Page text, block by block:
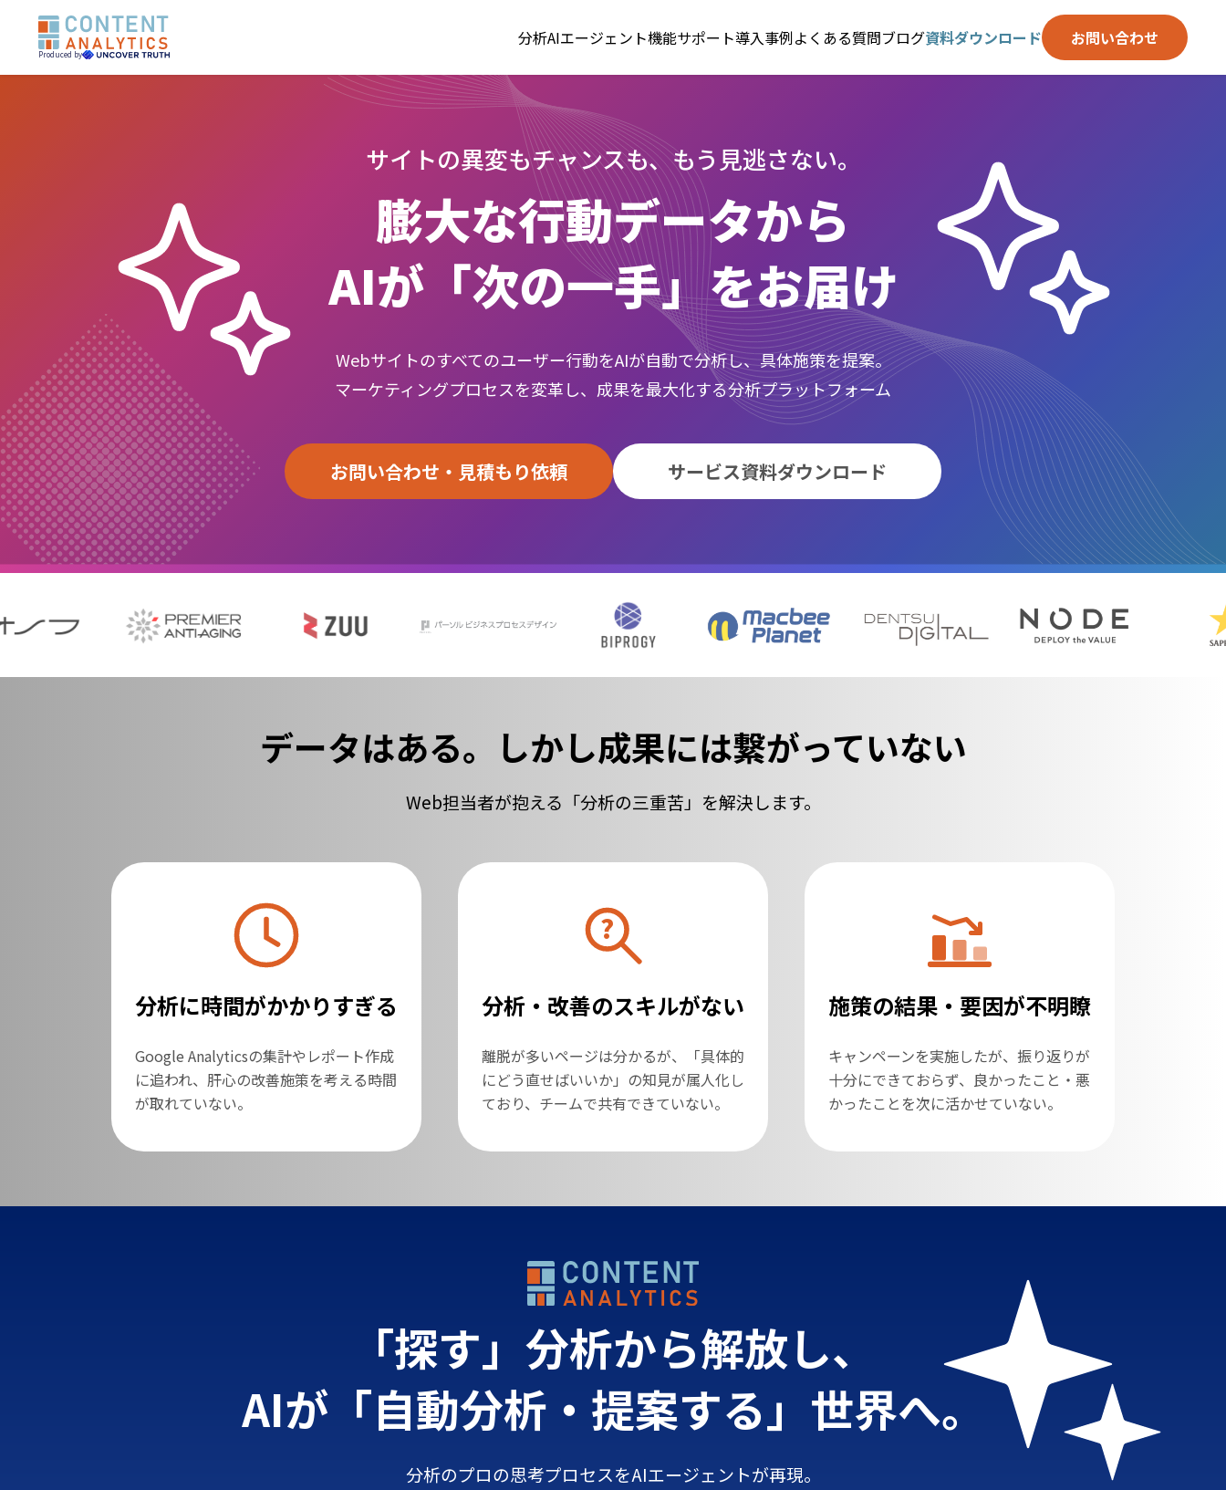
Produced by
分析AIエージェント機能サポート導入事例よくある質問ブログ資料ダウンロード お問い合わせ
サイトの異変もチャンスも、もう見逃さない。
膨大な行動データから
AIが「次の一手」をお届け
Webサイトのすべてのユーザー行動をAIが自動で分析し、具体施策を提案。
マーケティングプロセスを変革し、成果を最大化する分析プラットフォーム
お問い合わせ・見積もり依頼 サービス資料ダウンロード
データはある。 しかし成果には繋がっていない
Web担当者が抱える 「分析の三重苦」を解決します。
分析に時間がかかりすぎる
Google Analyticsの集計やレポート作成
に追われ、肝心の改善施策を考える時間
が取れていない。
?
分析・改善のスキルがない
離脱が多いページは分かるが、「具体的
にどう直せばいいか」の知見が属人化し
ており、チームで共有できていない。
施策の結果・要因が不明瞭
キャンペーンを実施したが、振り返りが
十分にできておらず、良かったこと・悪
かったことを次に活かせていない。
「探す」分析から解放し、
AIが「自動分析・提案する」 世界へ。
分析のプロの思考プロセスをAIエージェントが再現。